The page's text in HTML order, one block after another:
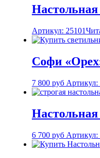
Артикул: 25101
Софи
7 800 руб Артикул:
6 700 руб Артикул: